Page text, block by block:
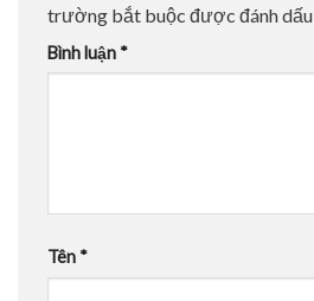
trường bắt buộc được đánh dấu
Bình luận *
Tên *